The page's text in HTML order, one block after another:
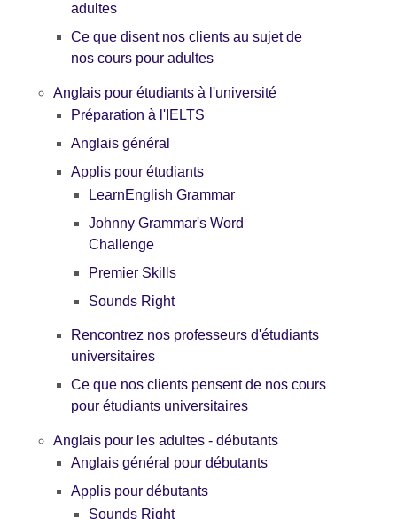
adultes
Ce que disent nos clients au sujet de
nos cours pour adultes
Anglais pour étudiants à l'université
Préparation à l'IELTS
Anglais général
Applis pour étudiants
LearnEnglish Grammar
Johnny Grammar's Word
Challenge
Premier Skills
Sounds Right
Rencontrez nos professeurs d'étudiants
universitaires
Ce que nos clients pensent de nos cours
pour étudiants universitaires
Anglais pour les adultes - débutants
Anglais général pour débutants
Applis pour débutants
Sounds Right